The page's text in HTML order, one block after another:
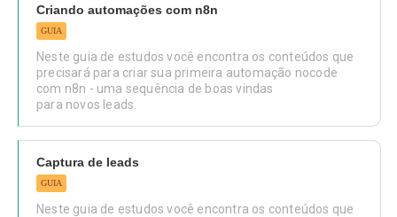
Criando automações com n8n
GUIA
Neste guia de estudos você encontra os conteúdos que
precisará para criar sua primeira automação nocode
com n8n - uma sequência de boas vindas
para novos leads.
Captura de leads
GUIA
Neste guia de estudos você encontra os conteúdos que